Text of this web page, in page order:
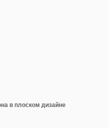
в плоском дизайне